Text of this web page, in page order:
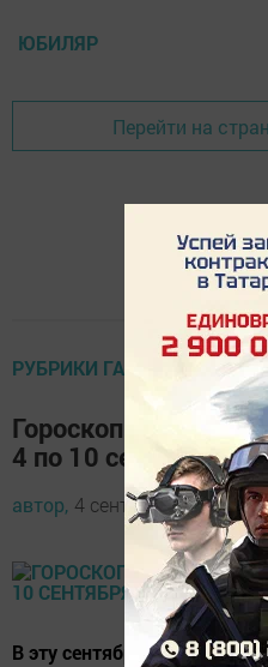
ЮБИЛЯР
Перейти на
РУБРИКИ ГАЗЕТЫ НА
Гороскоп для
4 по 10 сентября
автор, 4 сентября 2017 -
В эту сентябрьскую